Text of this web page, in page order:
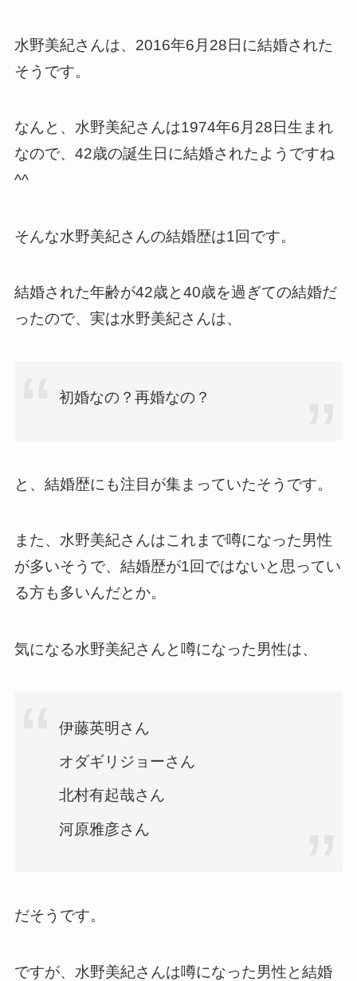
水野美紀さんは、2016年6月28日に結婚された
そうです。
なんと、水野美紀さんは1974年6月28日生まれ
なので、42歳の誕生日に結婚されたようですね
^^
そんな水野美紀さんの結婚歴は1回です。
結婚された年齢が42歳と40歳を過ぎての結婚だ
ったので、実は水野美紀さんは、
初婚なの？再婚なの？
と、結婚歴にも注目が集まっていたそうです。
また、水野美紀さんはこれまで噂になった男性
が多いそうで、結婚歴が1回ではないと思ってい
る方も多いんだとか。
気になる水野美紀さんと噂になった男性は、
伊藤英明さん
オダギリジョーさん
北村有起哉さん
河原雅彦さん
だそうです。
ですが、水野美紀さんは噂になった男性と結婚